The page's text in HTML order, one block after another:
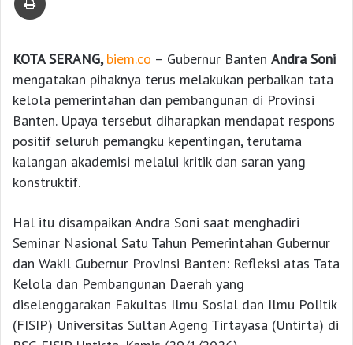
KOTA SERANG,biem.co – Gubernur Banten Andra Soni
mengatakan pihaknya terus melakukan perbaikan tata
kelola pemerintahan dan pembangunan di Provinsi
Banten. Upaya tersebut diharapkan mendapat respons
positif seluruh pemangku kepentingan, terutama
kalangan akademisi melalui kritik dan saran yang
konstruktif.
Hal itu disampaikan Andra Soni saat menghadiri
Seminar Nasional Satu Tahun Pemerintahan Gubernur
dan Wakil Gubernur Provinsi Banten: Refleksi atas Tata
Kelola dan Pembangunan Daerah yang
diselenggarakan Fakultas Ilmu Sosial dan Ilmu Politik
(FISIP) Universitas Sultan Ageng Tirtayasa (Untirta) di